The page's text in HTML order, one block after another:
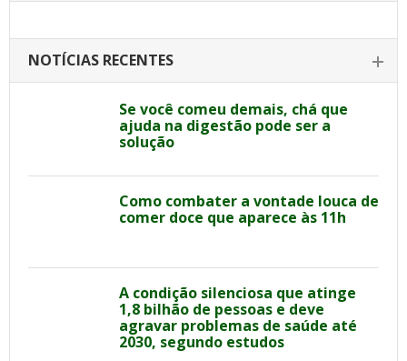
NOTÍCIAS RECENTES
Se você comeu demais, chá que
ajuda na digestão pode ser a
solução
Como combater a vontade louca de
comer doce que aparece às 11h
A condição silenciosa que atinge
1,8 bilhão de pessoas e deve
agravar problemas de saúde até
2030, segundo estudos